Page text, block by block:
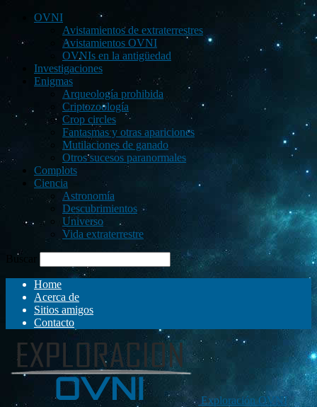
OVNI
Avistamientos de extraterrestres
Avistamientos OVNI
OVNIs en la antigüedad
Investigaciones
Enigmas
Arqueología prohibida
Criptozoología
Crop circles
Fantasmas y otras apariciones
Mutilaciones de ganado
Otros sucesos paranormales
Complots
Ciencia
Astronomía
Descubrimientos
Universo
Vida extraterrestre
Buscar
Home
Acerca de
Sitios amigos
Contacto
Exploración OVNI